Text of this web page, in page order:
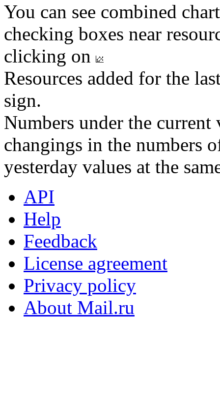
You can see combined
checking boxes near
clicking on
Resources added for the
sign.
Numbers under the
changings in the numbers
yesterday values at the
API
Help
Feedback
License agreement
Privacy policy
About Mail.ru